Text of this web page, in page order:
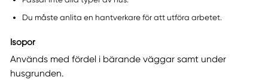
Du måste anlita en hantverkare för att utföra arbetet.
Isopor
Används med fördel i bärande väggar samt under
husgrunden.